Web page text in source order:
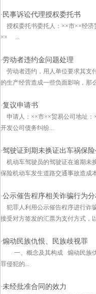
· 民事诉讼代理授权委托书
授权委托书委托人：××市××经
×× ...
·劳动者违约金问题处理
劳动者违约，用人单位要求其支
的生产经营造成一些负面影响，那
·复议申请书
申请人：××市××贸易公司地址
开发公司债务纠纷...
·驾驶证到期未换证出车祸保
机动车驾驶员的驾驶证在逾期未
保险机动车发生道路交通事故造成
·公示催告程序相关诈骗行为
犯罪人利用公示催告程序进行诈
接受对方签发的汇票为支付方式，
·煽动民族仇恨、民族歧视罪
一、概念及其构成 煽动民族
罪侵犯的...
·未经批准合同的效力